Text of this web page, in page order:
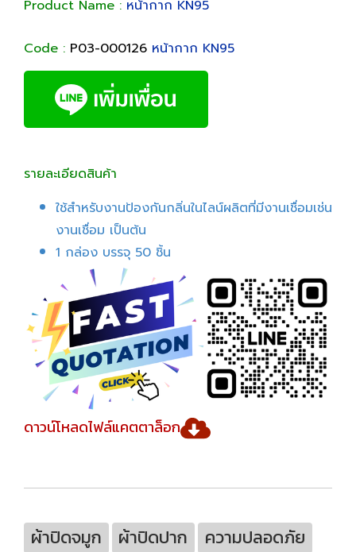
Product Name : หน้ากาก KN95
Code : P03-000126 หน้ากาก KN95
รายละเอียดสินค้า
ใช้สำหรับงานป้องกันกลิ่นในไลน์ผลิตที่มีงานเชื่อมเช่น
งานเชื่อม เป็นต้น
1 กล่อง บรรจุ 50 ชิ้น
ดาวน์โหลดไฟล์แคตตาล็อก
ผ้าปิดจมูก ผ้าปิดปาก
ความปลอดภัย